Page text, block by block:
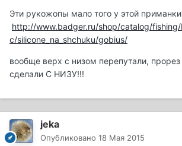
Эти рукожопы мало того у этой приманки
http://www.badger.ru/shop/catalog/
c/silicone_na_shchuku/gobius/
вообще верх с низом перепутали,
сделали С НИЗУ!!!
jeka
Опубликовано 18 Мая 2015